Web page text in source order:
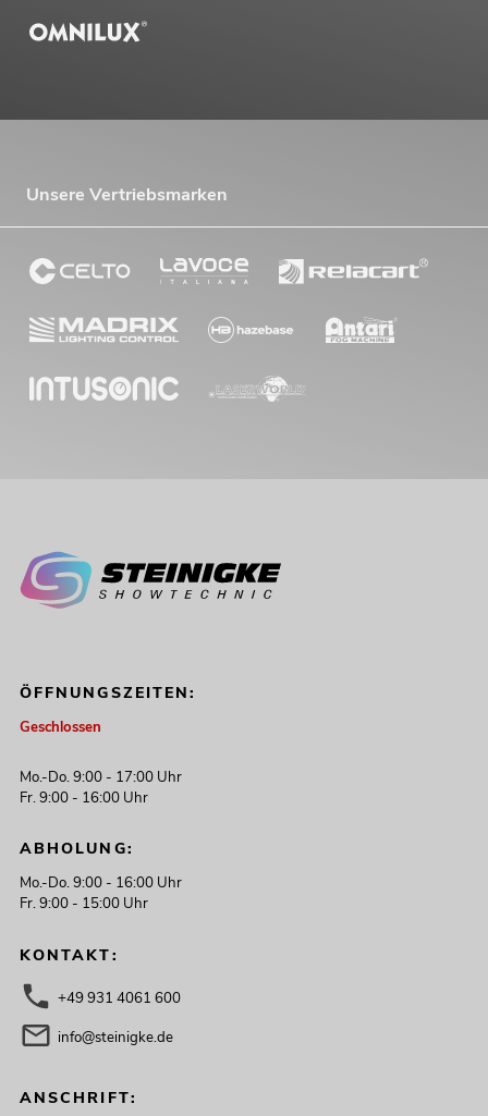
Unsere Vertriebsmarken
ÖFFNUNGSZEITEN:
Geschlossen
Mo.-Do. 9:00 - 17:00 Uhr
Fr. 9:00 - 16:00 Uhr
ABHOLUNG:
Mo.-Do. 9:00 - 16:00 Uhr
Fr. 9:00 - 15:00 Uhr
KONTAKT:
+49 931 4061 600
info@steinigke.de
ANSCHRIFT: